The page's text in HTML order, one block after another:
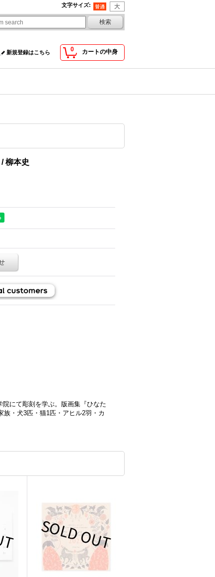
文字サイズ:
0 カートの中身
新規登録はこちら
柳本史
にて彫刻を学ぶ。版画集『ひなた
・犬3匹・猫1匹・アヒル2羽・カ